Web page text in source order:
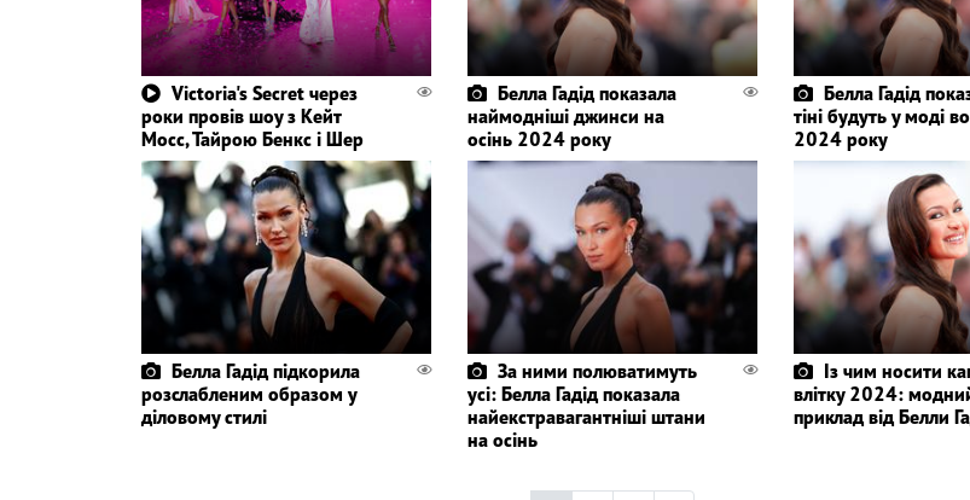
Victoria's Secret через
роки провів шоу з Кейт
Мосс, Тайрою Бенкс і Шер
Белла Гадід показала
наймодніші джинси на
осінь 2024 року
Белла Гадід
тіні будуть у моді
2024 року
Белла Гадід підкорила
розслабленим образом у
діловому стилі
За ними полюватимуть
усі: Белла Гадід показала
найекстравагантніші штани
на осінь
Із чим носити
влітку 2024:
приклад від Белли